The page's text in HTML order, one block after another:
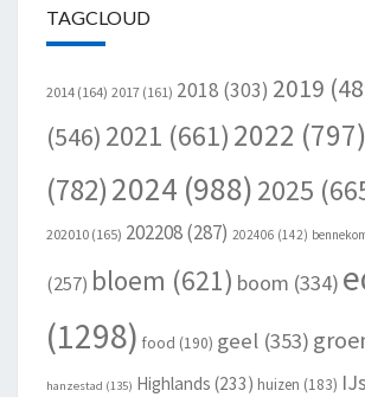
TAGCLOUD
2014 (164) 2017 (161) 2018 (303) 2019
(546) 2021 (661) 2022 (797)
(782)2024 (988) 2025
202010 (165) 202208(287) 202406 (142)
(257) bloem (621) boom (334)
(1298) food (190) geel (353)
hanzestad (135) Highlands (233) huizen (183)